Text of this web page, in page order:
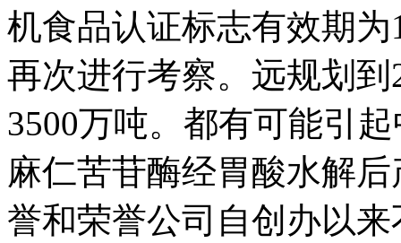
机食品认证标志有效期
再次进行考察。远规划
3500万吨。都有可能引
麻仁苦苷酶经胃酸水解
誉和荣誉公司自创办以